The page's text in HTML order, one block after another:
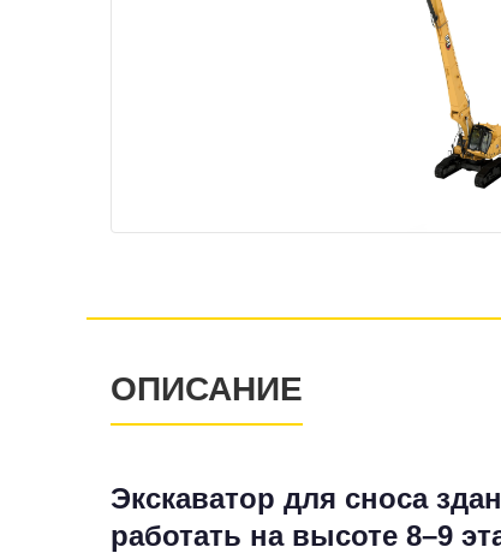
ОПИСАНИЕ
Экскаватор для сноса
работать на высоте 8–9